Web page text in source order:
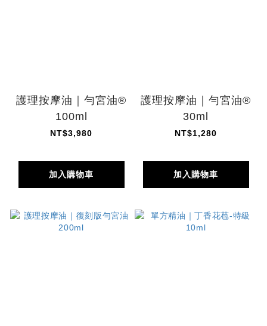
護理按摩油｜勻宮油®
100ml
NT$3,980
加入購物車
護理按摩油｜勻宮油®
30ml
NT$1,280
加入購物車